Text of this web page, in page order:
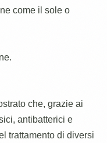
come il sole o
che, grazie ai
antibatterici e
trattamento di diversi